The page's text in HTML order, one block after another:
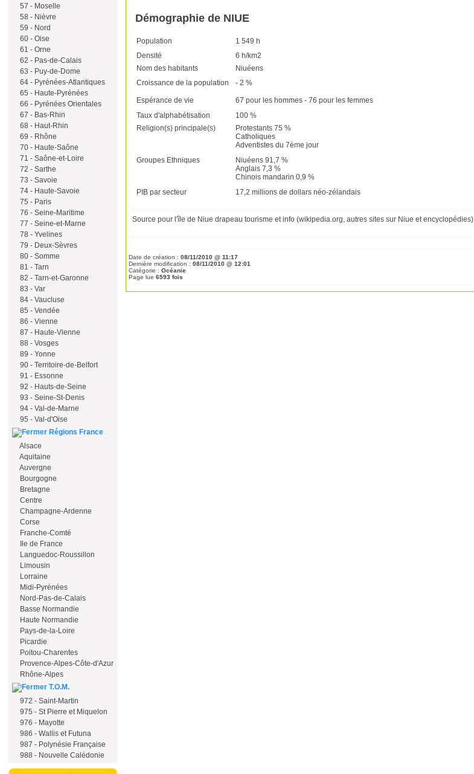
57 - Moselle
58 - Nièvre
59 - Nord
60 - Oise
61 - Orne
62 - Pas-de-Calais
63 - Puy-de-Dome
64 - Pyrénées-Atlantiques
65 - Haute-Pyrénées
66 - Pyrénées Orientales
67 - Bas-Rhin
68 - Haut-Rhin
69 - Rhône
70 - Haute-Saône
71 - Saône-et-Loire
72 - Sarthe
73 - Savoie
74 - Haute-Savoie
75 - Paris
76 - Seine-Maritime
77 - Seine-et-Marne
78 - Yvelines
79 - Deux-Sèvres
80 - Somme
81 - Tarn
82 - Tarn-et-Garonne
83 - Var
84 - Vaucluse
85 - Vendée
86 - Vienne
87 - Haute-Vienne
88 - Vosges
89 - Yonne
90 - Territoire-de-Belfort
91 - Essonne
92 - Hauts-de-Seine
93 - Seine-St-Denis
94 - Val-de-Marne
95 - Val-d'Oise
Régions France
Alsace
Aquitaine
Auvergne
Bourgogne
Bretagne
Centre
Champagne-Ardenne
Corse
Franche-Comté
Ile de France
Languedoc-Roussillon
Limousin
Lorraine
Midi-Pyrénées
Nord-Pas-de-Calais
Basse Normandie
Haute Normandie
Pays-de-la-Loire
Picardie
Poitou-Charentes
Provence-Alpes-Côte-d'Azur
Rhône-Alpes
T.O.M.
972 - Saint-Martin
975 - St Pierre et Miquelon
976 - Mayotte
986 - Wallis et Futuna
987 - Polynésie Française
988 - Nouvelle Calédonie
Démographie de NIUE
Population
1 549 h
Densité
6 h/km2
Nom des habitants
Niuéens
Croissance de la population
- 2 %
Espérance de vie
67 pour les hommes - 76 pour les femmes
Taux d'alphabétisation
100 %
Religion(s) principale(s)
Protestants 75 %
Catholiques
Adventistes du 7ème jour
Groupes Ethniques
Niuéens 91,7 %
Anglais 7,3 %
Chinois mandarin 0,9 %
PIB par secteur
17,2 millions de dollars néo-zélandais
Source pour l'île de Niue drapeau tourisme et info (wikipedia.org, autres sites sur Niue et encyclopédies)
Date de création : 08/11/2010 @ 11:17
Dernière modification : 08/11/2010 @ 12:01
Catégorie : Océanie
Page lue 6593 fois